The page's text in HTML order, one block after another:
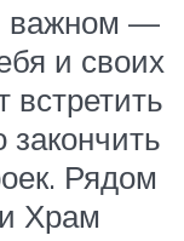
важном —
и своих
встретить
Рядом
Храм